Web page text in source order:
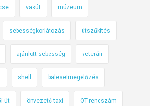
vasút múzeum
sebességkorlátozás útszűkítés
ajánlott sebesség veterán
shell balesetmegelőzés
út önvezető taxi OT-rendszám